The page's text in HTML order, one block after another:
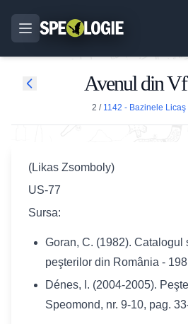
Avenul din
2 / 1142 - Bazinele Licaş
(Likas Zsomboly)
US-77
Sursa:
Goran, C. (1982). Catalogul
peşterilor din România -
Dénes, I. (2004-2005).
Speomond, nr. 9-10, pag.